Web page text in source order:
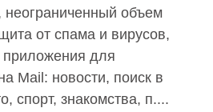
объем
от спама и вирусов,
для
Mail: новости, поиск в
спорт, знакомства, п....